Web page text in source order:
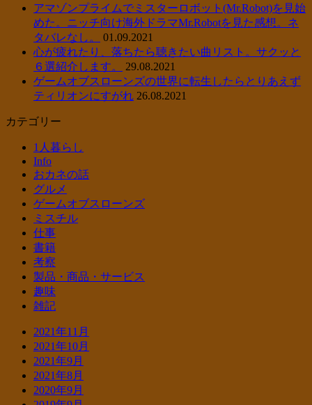
アマゾンプライムでミスターロボット(Mr.Robot)を見始
めた。ニッチ向け海外ドラマMr.Robotを見た感想。ネ
タバレなし。
01.09.2021
心が疲れたり、落ちたら聴きたい曲リスト。サクッと
６選紹介します。
29.08.2021
ゲームオブスローンズの世界に転生したらとりあえず
ティリオンにすがれ 26.08.2021
カテゴリー
1人暮らし
Info
おカネの話
グルメ
ゲームオブスローンズ
ミスチル
仕事
書籍
考察
製品・商品・サービス
趣味
雑記
2021年11月
2021年10月
2021年9月
2021年8月
2020年9月